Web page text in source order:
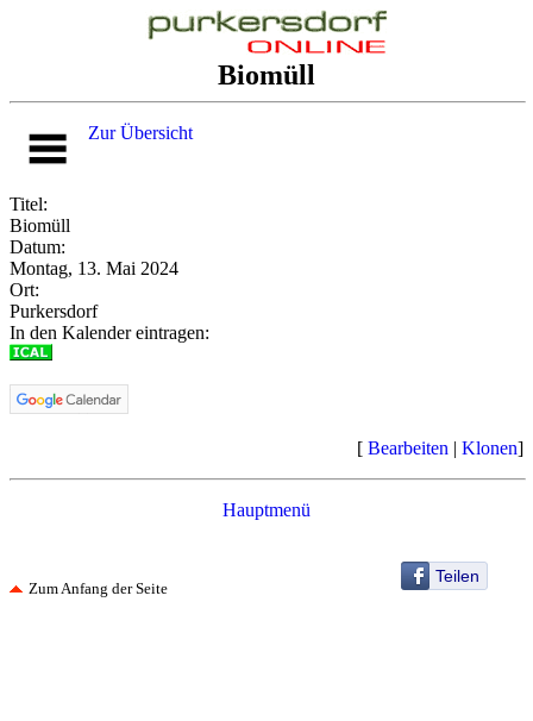
Biomüll
Zur Übersicht
Titel:
Biomüll
Datum:
Montag, 13. Mai 2024
Ort:
Purkersdorf
In den Kalender eintragen:
[ Bearbeiten | Klonen]
Hauptmenü
Teilen
Zum Anfang der Seite